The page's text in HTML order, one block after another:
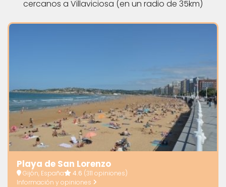
cercanos a Villaviciosa (en un radio de 35km)
Playa de San Lorenzo
Gijón, España 4.6 (311 opiniones)
Información y opiniones